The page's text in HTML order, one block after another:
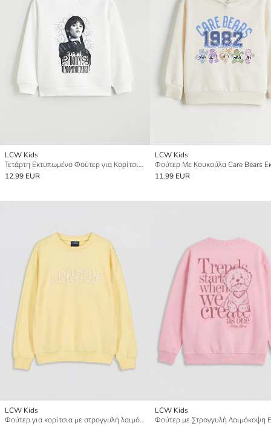
LCW Kids
Τετάρτη Εκτυπωμένο Φούτερ για Κορίτσια Παχύ
12.99 EUR
LCW Kids
11.99 EUR
LCW Kids
Φούτερ για κορίτσια με στρογγυλή λαιμόκοψη και στάμπα London
LCW Kids